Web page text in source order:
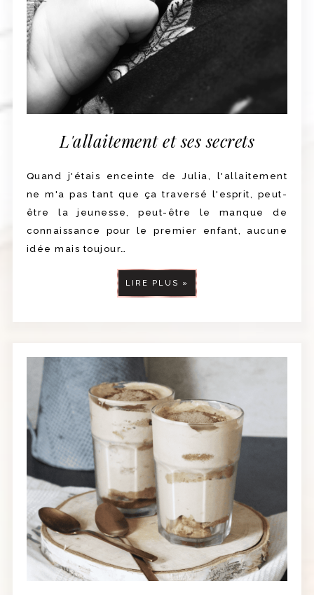
L'allaitement et ses secrets
Quand j'étais enceinte de Julia, l'allaitement
ne m'a pas tant que ça traversé l'esprit, peut-
être la jeunesse, peut-être le manque de
connaissance pour le premier enfant, aucune
idée mais toujour…
LIRE PLUS »